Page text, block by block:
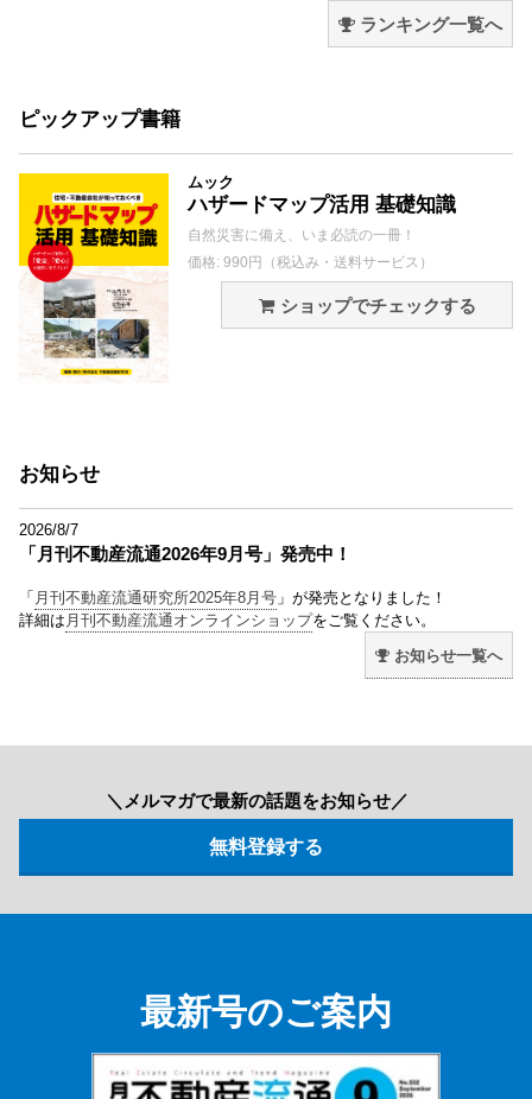
ランキング一覧へ
ピックアップ書籍
ムック
ハザードマップ活用 基礎知識
自然災害に備え、いま必読の一冊！
価格: 990円（税込み・送料サービス）
ショップでチェックする
お知らせ
2026/8/7
「月刊不動産流通2026年9月号」発売中！
「 月刊不動産流通研究所2025年8月号 」が発売となりました！
詳細は 月刊不動産流通オンラインショップをご覧ください。
お知らせ一覧へ
＼メルマガで最新の話題をお知らせ／
最新号のご案内